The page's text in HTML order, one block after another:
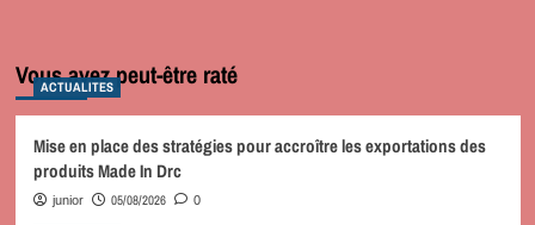
Vous avez peut-être raté
ACTUALITES
Mise en place des stratégies pour accroître les exportations des
produits Made In Drc
junior 05/08/2026 0